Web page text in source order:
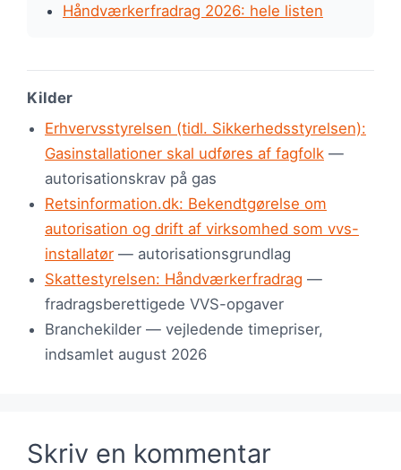
Håndværkerfradrag 2026: hele listen
Kilder
Erhvervsstyrelsen (tidl. Sikkerhedsstyrelsen):
Gasinstallationer skal udføres af fagfolk —
autorisationskrav på gas
Retsinformation.dk: Bekendtgørelse om
autorisation og drift af virksomhed som vvs-
installatør — autorisationsgrundlag
Skattestyrelsen: Håndværkerfradrag —
fradragsberettigede VVS-opgaver
Branchekilder — vejledende timepriser,
indsamlet august 2026
Skriv en kommentar